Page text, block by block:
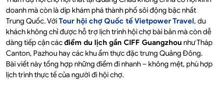
doanh mà còn là dịp khám phá thành phố sôi động bậc nhất
Trung Quốc. VớiTour hội chợ Quốc tế Vietpower Travel, du
khách không chỉ được hỗ trợ lịch trình hội chợ bài bản mà còn dễ
dàng tiếp cận cácđiểm du lịch gần CIFF Guangzhou như Tháp
Canton, Pazhou hay các khu ẩm thực đặc trưng Quảng Đông.
Bài viết này tổng hợp những điểm đi nhanh – không mệt, phù hợp
lịch trình thực tế của người đi hội chợ.